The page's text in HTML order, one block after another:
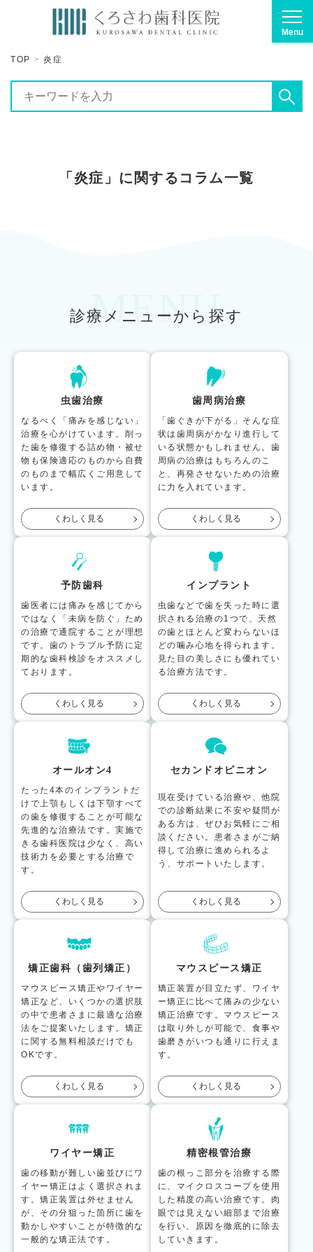
Menu
TOP 炎症
「炎症」に関するコラム一覧
MENU
診療メニューから探す
虫歯治療
なるべく「痛みを感じない」
治療を心がけています。削っ
た歯を修復する詰め物・被せ
物も保険適応のものから自費
のものまで幅広くご用意して
います。
くわしく見る
歯周病治療
「歯ぐきが下がる」そんな症
状は歯周病がかなり進行して
いる状態かもしれません。歯
周病の治療はもちろんのこ
と、再発させないための治療
に力を入れています。
くわしく見る
予防歯科
歯医者には痛みを感じてから
ではなく「未病を防ぐ」ため
の治療で通院することが理想
です。歯のトラブル予防に定
期的な歯科検診をオススメし
ております。
くわしく見る
インプラント
虫歯などで歯を失った時に選
択される治療の1つで、天然
の歯とほとんど変わらないほ
どの噛み心地を得られます。
見た目の美しさにも優れてい
る治療方法です。
くわしく見る
オールオン4
たった4本のインプラントだ
けで上顎もしくは下顎すべて
の歯を修復することが可能な
先進的な治療法です。実施で
きる歯科医院は少なく、高い
技術力を必要とする治療で
す。
くわしく見る
セカンドオピニオン
現在受けている治療や、他院
での診断結果に不安や疑問が
ある方は、ぜひお気軽にご相
談ください。患者さまがご納
得して治療に進められるよ
う、サポートいたします。
くわしく見る
矯正歯科（歯列矯正）
マウスピース矯正やワイヤー
矯正など、いくつかの選択肢
の中で患者さまに最適な治療
法をご提案いたします。矯正
に関する無料相談だけでも
OKです。
くわしく見る
マウスピース矯正
矯正装置が目立たず、ワイヤ
ー矯正に比べて痛みの少ない
矯正治療です。マウスピース
は取り外しが可能で、食事や
歯磨きがいつも通りに行えま
す。
くわしく見る
ワイヤー矯正
歯の移動が難しい歯並びにワ
イヤー矯正はよく選択されま
す。矯正装置は外せません
が、その分狙った箇所に歯を
動かしやすいことが特徴的な
一般的な矯正法です。
精密根管治療
歯の根っこ部分を治療する際
に、マイクロスコープを使用
した精度の高い治療です。肉
眼では見えない細部まで治療
を行い、原因を徹底的に除去
していきます。